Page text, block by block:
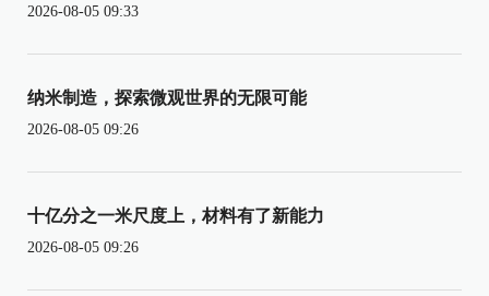
2026-08-05 09:33
纳米制造，探索微观世界的无限可能
2026-08-05 09:26
十亿分之一米尺度上，材料有了新能力
2026-08-05 09:26